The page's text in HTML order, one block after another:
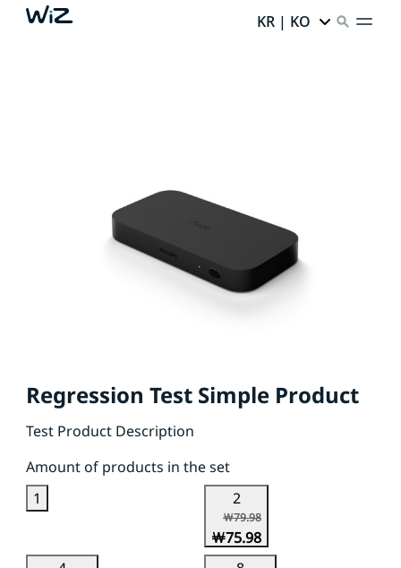
KR | KO
Regression Test Simple Product
Test Product Description
Amount of products in the set
1
2
￦79.98
￦75.98